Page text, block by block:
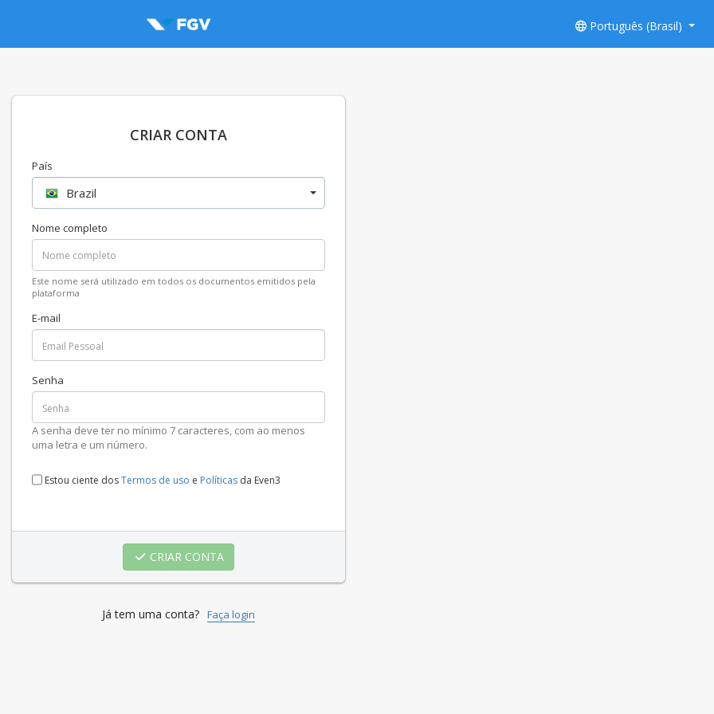
Português (Brasil)
CRIAR CONTA
País
Brazil
Nome completo
Este nome será utilizado em todos os documentos emitidos pela
plataforma
E-mail
Senha
A senha deve ter no mínimo 7 caracteres, com ao menos
uma letra e um número.
Estou ciente dosTermos de uso e Políticas da Even3
CRIAR CONTA
Já tem uma conta? Faça login